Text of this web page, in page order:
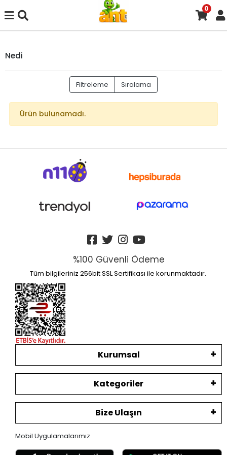
0
Nedi
Filtreleme Sıralama
Ürün bulunamadı.
%100 Güvenli Ödeme
Tüm bilgileriniz 256bit SSL Sertifikası ile korunmaktadır.
Kurumsal
Kategoriler
Bize Ulaşın
Mobil Uygulamalarımız